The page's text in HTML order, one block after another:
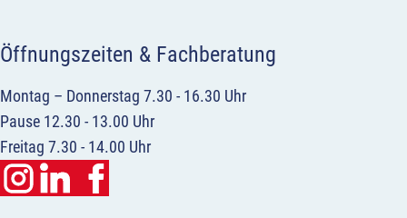
Öffnungszeiten & Fachberatung
Montag – Donnerstag 7.30 - 16.30 Uhr
Pause 12.30 - 13.00 Uhr
Freitag 7.30 - 14.00 Uhr